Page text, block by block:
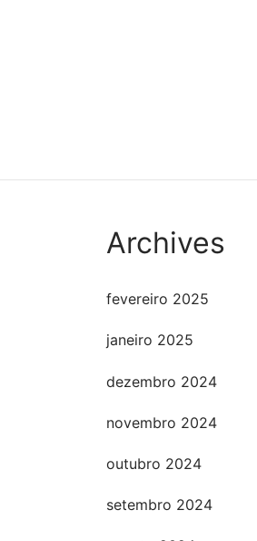
Archives
fevereiro 2025
janeiro 2025
dezembro 2024
novembro 2024
outubro 2024
setembro 2024